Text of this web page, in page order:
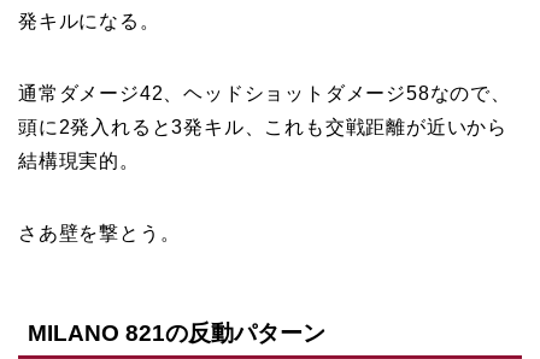
発キルになる。
通常ダメージ42、ヘッドショットダメージ58なので、
頭に2発入れると3発キル、これも交戦距離が近いから
結構現実的。
さあ壁を撃とう。
MILANO 821の反動パターン